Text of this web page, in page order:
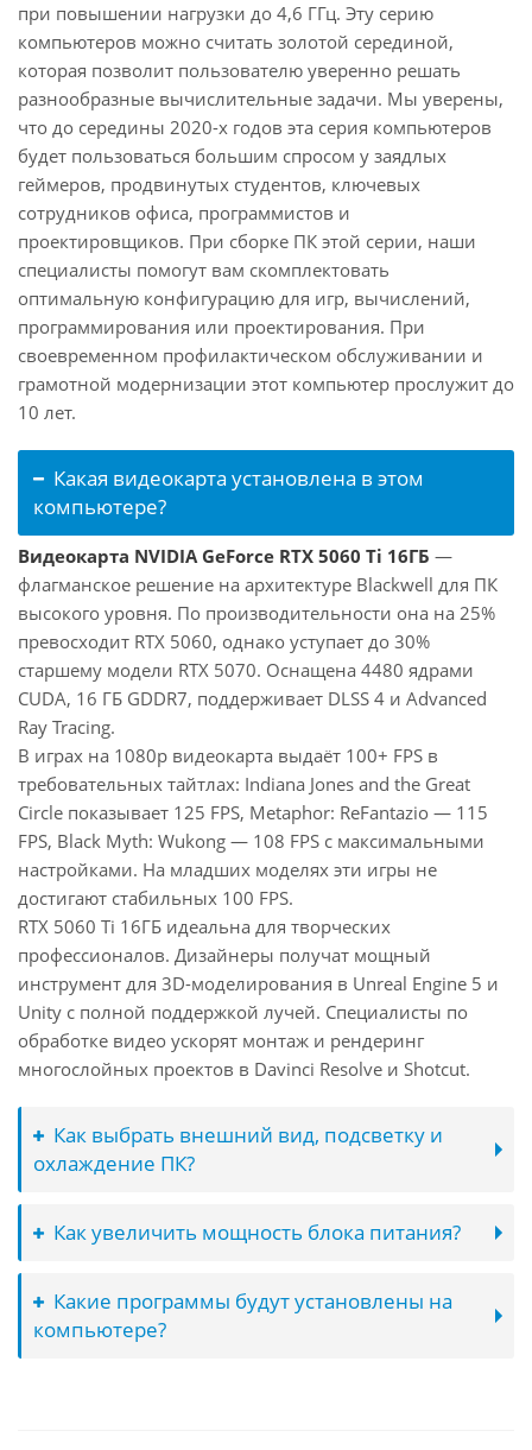
при повышении нагрузки до 4,6 ГГц. Эту серию
компьютеров можно считать золотой серединой,
которая позволит пользователю уверенно решать
разнообразные вычислительные задачи. Мы уверены,
что до середины 2020-х годов эта серия компьютеров
будет пользоваться большим спросом у заядлых
геймеров, продвинутых студентов, ключевых
сотрудников офиса, программистов и
проектировщиков. При сборке ПК этой серии, наши
специалисты помогут вам скомплектовать
оптимальную конфигурацию для игр, вычислений,
программирования или проектирования. При
своевременном профилактическом обслуживании и
грамотной модернизации этот компьютер прослужит до
10 лет.
Какая видеокарта установлена в этом
компьютере?
Видеокарта NVIDIA GeForce RTX 5060 Ti 16ГБ —
флагманское решение на архитектуре Blackwell для ПК
высокого уровня. По производительности она на 25%
превосходит RTX 5060, однако уступает до 30%
старшему модели RTX 5070. Оснащена 4480 ядрами
CUDA, 16 ГБ GDDR7, поддерживает DLSS 4 и Advanced
Ray Tracing.
В играх на 1080p видеокарта выдаёт 100+ FPS в
требовательных тайтлах: Indiana Jones and the Great
Circle показывает 125 FPS, Metaphor: ReFantazio — 115
FPS, Black Myth: Wukong — 108 FPS с максимальными
настройками. На младших моделях эти игры не
достигают стабильных 100 FPS.
RTX 5060 Ti 16ГБ идеальна для творческих
профессионалов. Дизайнеры получат мощный
инструмент для 3D-моделирования в Unreal Engine 5 и
Unity с полной поддержкой лучей. Специалисты по
обработке видео ускорят монтаж и рендеринг
многослойных проектов в Davinci Resolve и Shotcut.
Как выбрать внешний вид, подсветку и
охлаждение ПК?
Как увеличить мощность блока питания?
Какие программы будут установлены на
компьютере?